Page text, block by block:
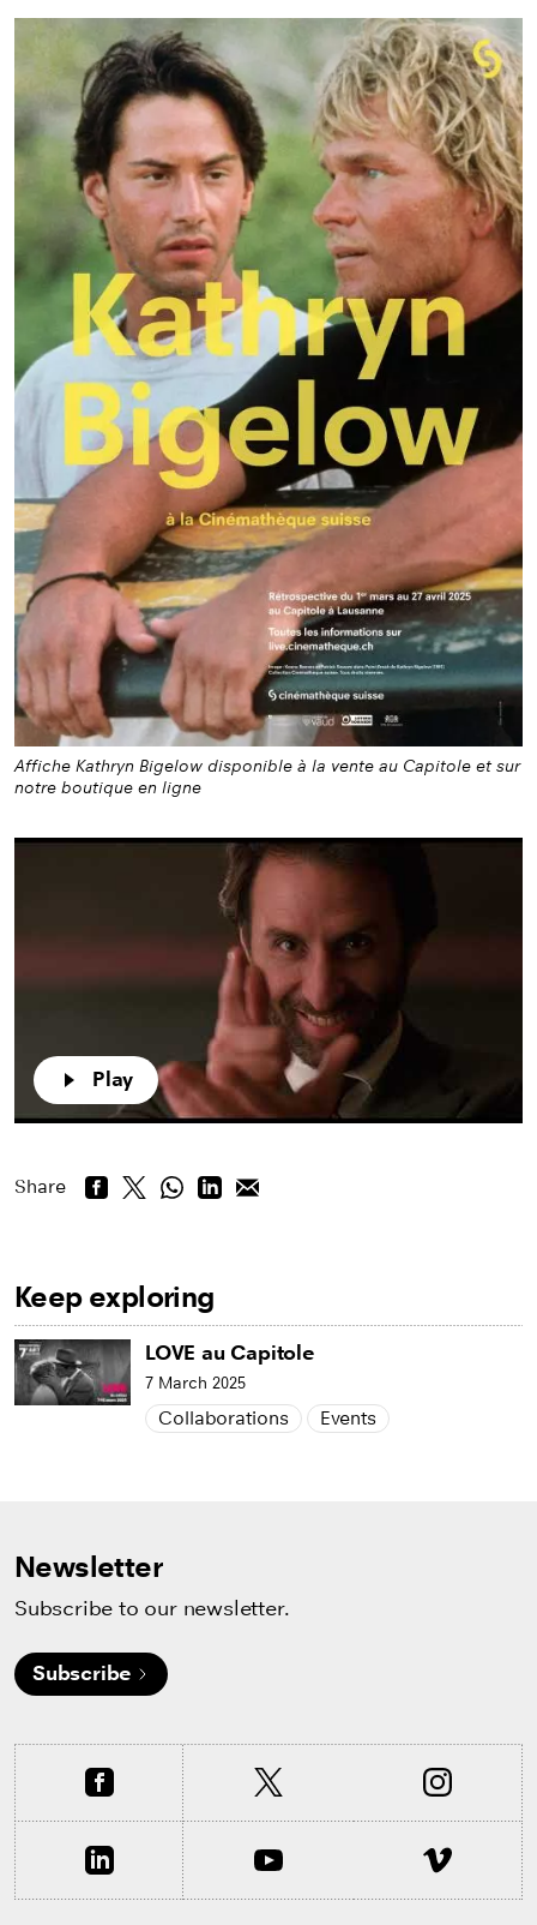
Affiche Kathryn Bigelow disponible à la vente au Capitole et sur
notre boutique en ligne
Play
Play
Share
Keep exploring
LOVE au Capitole
7 March 2025
Collaborations Events
Newsletter
Subscribe to our newsletter.
Subscribe